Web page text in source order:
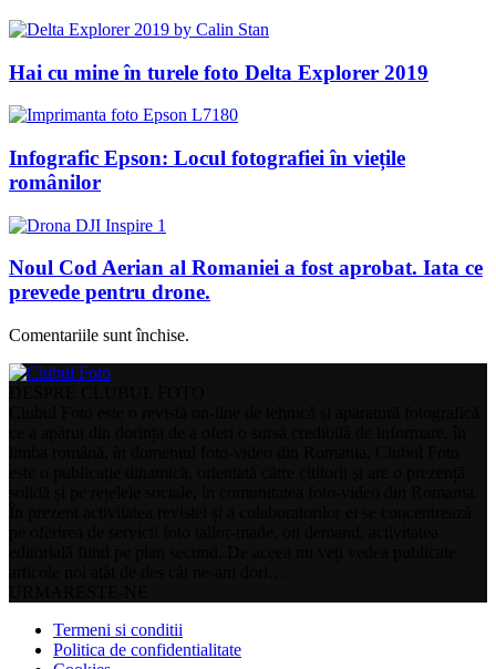
Hai cu mine în turele foto Delta Explorer 2019
Infografic Epson: Locul fotografiei în viețile
românilor
Noul Cod Aerian al Romaniei a fost aprobat. Iata ce
prevede pentru drone.
Comentariile sunt închise.
Termeni si conditii
Politica de confidentialitate